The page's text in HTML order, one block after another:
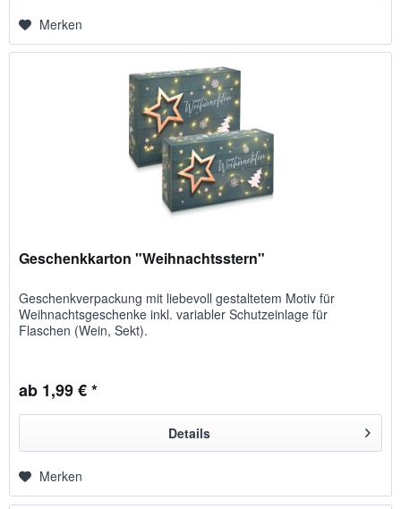
Merken
Geschenkkarton "Weihnachtsstern"
Geschenkverpackung mit liebevoll gestaltetem Motiv für
Weihnachts­geschenke inkl. variabler Schutzeinlage für
Flaschen (Wein, Sekt).
ab 1,99 € *
Details
Merken